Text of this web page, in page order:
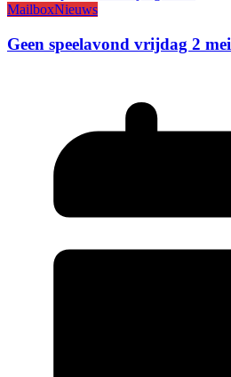
MailboxNieuws
Geen speelavond vrijdag 2 mei